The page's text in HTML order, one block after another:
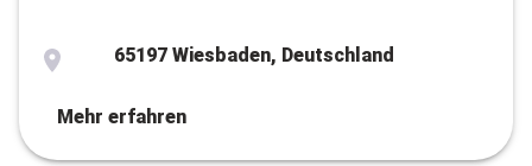
65197 Wiesbaden, Deutschland
Mehr erfahren